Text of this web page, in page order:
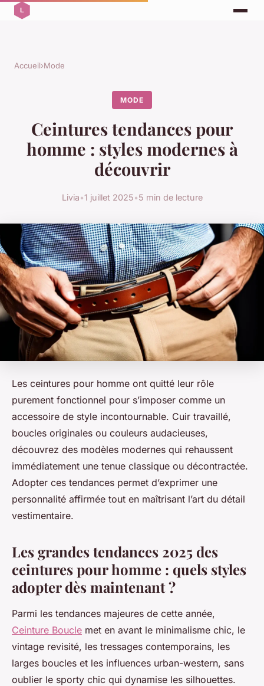
Accueil›Mode
MODE
Ceintures tendances pour
homme : styles modernes à
découvrir
Livia•1 juillet 2025•5 min de lecture
Les ceintures pour homme ont quitté leur rôle
purement fonctionnel pour s’imposer comme un
accessoire de style incontournable. Cuir travaillé,
boucles originales ou couleurs audacieuses,
découvrez des modèles modernes qui rehaussent
immédiatement une tenue classique ou décontractée.
Adopter ces tendances permet d’exprimer une
personnalité affirmée tout en maîtrisant l’art du détail
vestimentaire.
Les grandes tendances 2025 des
ceintures pour homme : quels styles
adopter dès maintenant ?
Parmi les tendances majeures de cette année,
Ceinture Boucle met en avant le minimalisme chic, le
vintage revisité, les tressages contemporains, les
larges boucles et les influences urban-western, sans
oublier le sporty chic qui dynamise les silhouettes.